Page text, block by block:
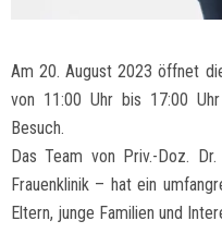
Am 20. August 2023 öffnet
von 11:00 Uhr bis 17:00
Besuch.
Das Team von Priv.-Doz.
Frauenklinik – hat ein
Eltern, junge Familien und